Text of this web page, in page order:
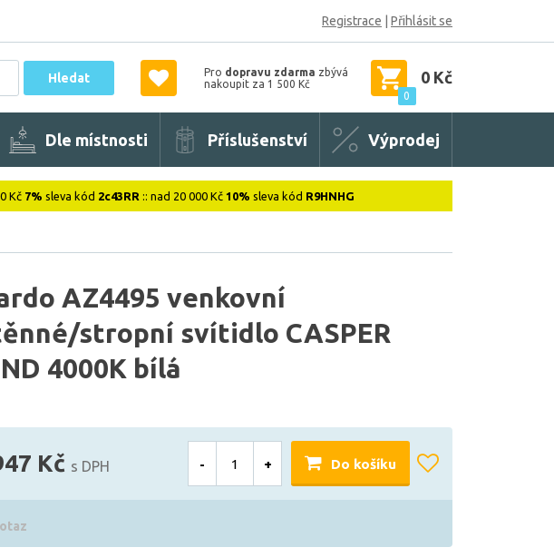
Registrace Přihlásit se
Hledat Pro dopravu zdarma zbývá
nakoupit za 1 500 Kč
0
0 Kč
Dle místnosti Příslušenství Výprodej
Kč 7% sleva kód 2c43RR :: nad 20 000 Kč 10% sleva kód R9HNHG
AZ4495 venkovní
stropní svítidlo CASPER
4000K bílá
Kč s DPH - + Do košíku